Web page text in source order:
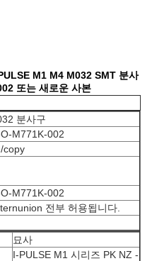
M1 M4 M032 SMT 분사
또는 새로운 사본
분사구
M771K-002
copy
M771K-002
전부 허용됩니다.
묘사
I-PULSE M1 시리즈 PK NZ -